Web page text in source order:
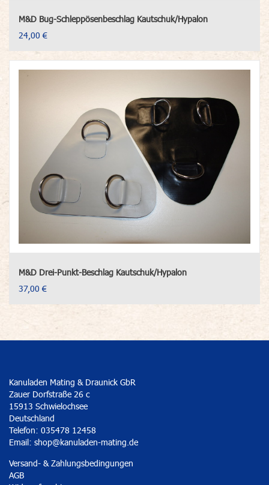
M&D Bug-Schleppösenbeschlag Kautschuk/Hypalon
24,00 €
M&D Drei-Punkt-Beschlag Kautschuk/Hypalon
37,00 €
Kanuladen Mating & Draunick GbR
Zauer Dorfstraße 26 c
15913 Schwielochsee
Deutschland
Telefon: 035478 12458
Email: shop@kanuladen-mating.de
Versand- & Zahlungsbedingungen
AGB